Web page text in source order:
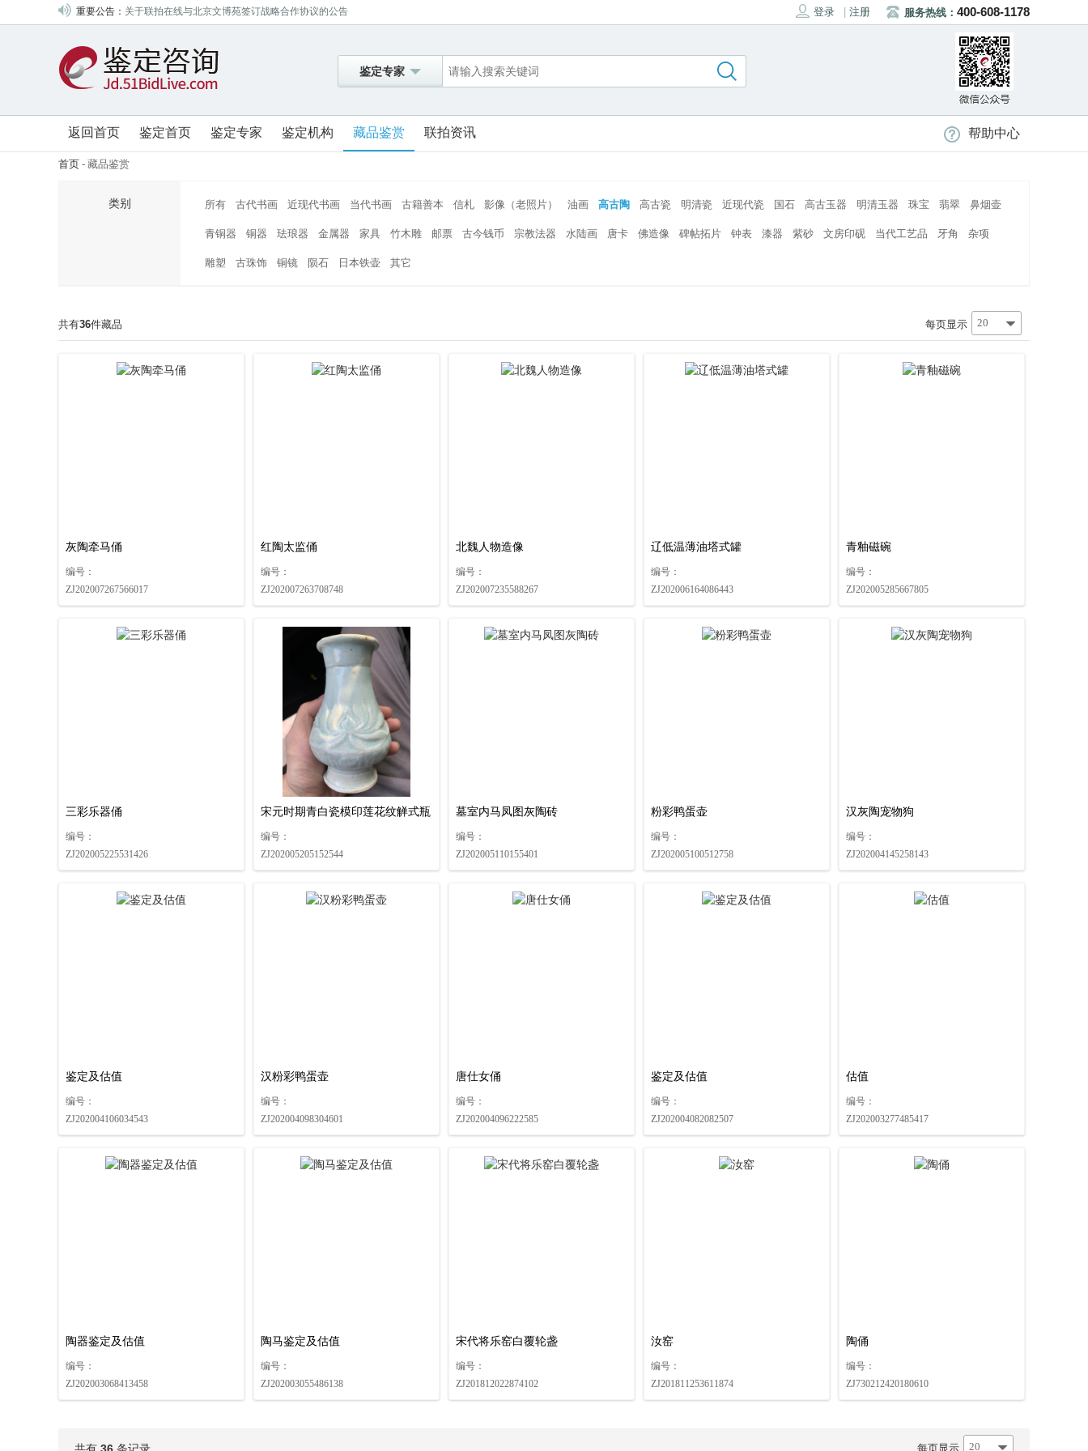
重要公告： 关于联拍在线与北京文博苑签订战略合作协议的公告
关于联拍在线与山东昆廷签订战略合作协议的公告
关于联拍在线与中鸿信签订战略合作协议的公告
关于联拍在线与四川梦虎签订战略合作协议的公告
关于联拍在线与山东翰德签订战略合作协议的公告
关于联拍在线与北京盈昌国际签订战略合作协议的公告
关于联拍在线与深圳大芬艺海签订战略合作协议的公告
关于联拍在线与北京盛世元典签订战略合作协议的公告
关于联拍在线与北京金仕德签订战略合作协议的公告
关于联拍在线与浙江汇通签订战略合作协议的公告
关于联拍在线与湖南嘉成签订战略合作协议的公告
关于联拍在线与北京琴岛荣德签订战略合作协议的公告
关于联拍在线与中联国拍签订战略合作协议的公告
登录 注册 服务热线： 400-608-1178
鉴定专家
返回首页 鉴定首页 鉴定专家 鉴定机构 藏品鉴赏 联拍资讯 帮助中心
首页 - 藏品鉴赏
类别 所有 古代书画 近现代书画 当代书画 古籍善本 信札 影像（老照片） 油画 高古陶 高古瓷 明清瓷 近现代瓷 国石 高古玉器 明清玉器 珠宝 翡翠 鼻烟壶
青铜器 铜器 珐琅器 金属器 家具 竹木雕 邮票 古今钱币 宗教法器 水陆画 唐卡 佛造像 碑帖拓片 钟表 漆器 紫砂 文房印砚 当代工艺品 牙角 杂项
雕塑 古珠饰 铜镜 陨石 日本铁壶 其它
共有36件藏品 20
每页显示
灰陶牵马俑
编号：
ZJ202007267566017
红陶太监俑
编号：
ZJ202007263708748
北魏人物造像
编号：
ZJ202007235588267
辽低温薄油塔式罐
编号：
ZJ202006164086443
青釉磁碗
编号：
ZJ202005285667805
三彩乐器俑
编号：
ZJ202005225531426
宋元时期青白瓷模印莲花纹觯式瓶
编号：
ZJ202005205152544
墓室内马凤图灰陶砖
编号：
ZJ202005110155401
粉彩鸭蛋壶
编号：
ZJ202005100512758
汉灰陶宠物狗
编号：
ZJ202004145258143
鉴定及估值
编号：
ZJ202004106034543
汉粉彩鸭蛋壶
编号：
ZJ202004098304601
唐仕女俑
编号：
ZJ202004096222585
鉴定及估值
编号：
ZJ202004082082507
估值
编号：
ZJ202003277485417
陶器鉴定及估值
编号：
ZJ202003068413458
陶马鉴定及估值
编号：
ZJ202003055486138
宋代将乐窑白覆轮盏
编号：
ZJ201812022874102
汝窑
编号：
ZJ201811253611874
陶俑
编号：
ZJ730212420180610
20
每页显示